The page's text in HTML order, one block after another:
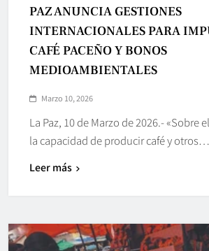
PAZ ANUNCIA GESTIONES
INTERNACIONALES PARA
CAFÉ PACEÑO Y BONOS
MEDIOAMBIENTALES
Marzo 10, 2026
La Paz, 10 de Marzo de 2026.- «Sobre
la capacidad de producir café y otros…
Leer más